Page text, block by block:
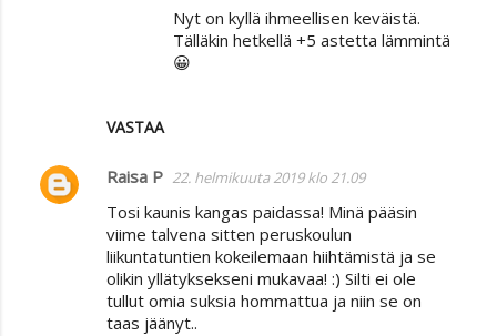
VASTAA
Nyt on kyllä ihmeellisen keväistä.
Tälläkin hetkellä +5 astetta lämmintä
😀
Raisa P 22. helmikuuta 2019 klo 21.09
Tosi kaunis kangas paidassa! Minä pääsin
viime talvena sitten peruskoulun
liikuntatuntien kokeilemaan hiihtämistä ja se
olikin yllätyksekseni mukavaa! :) Silti ei ole
tullut omia suksia hommattua ja niin se on
taas jäänyt..